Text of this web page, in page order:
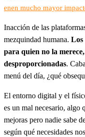
enen mucho mayor
Inacción de las
mezquindad humana. Los
para quien no la
desproporcionadas.
menú del día, ¿qué
El entorno digital y el
es un mal necesario, algo
mejoras pero nadie sabe
según qué necesidades